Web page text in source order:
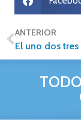
ANTERIOR